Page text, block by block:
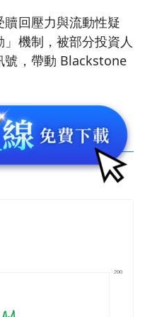
回壓力與流動性疑
機制，被部分投資人
號，帶動 Blackstone